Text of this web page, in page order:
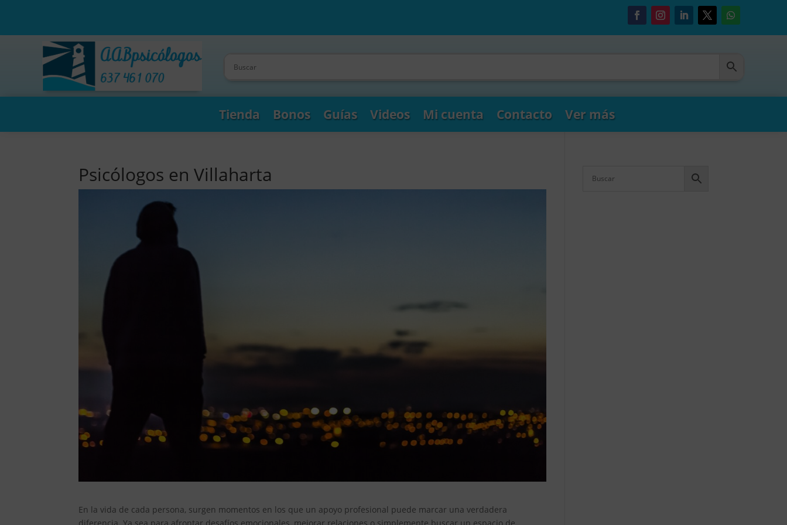
Tienda Bonos Guías Videos Mi cuenta Contacto Ver más
Psicólogos en Villaharta
En la vida de cada persona, surgen momentos en los que un apoyo profesional puede marcar una verdadera